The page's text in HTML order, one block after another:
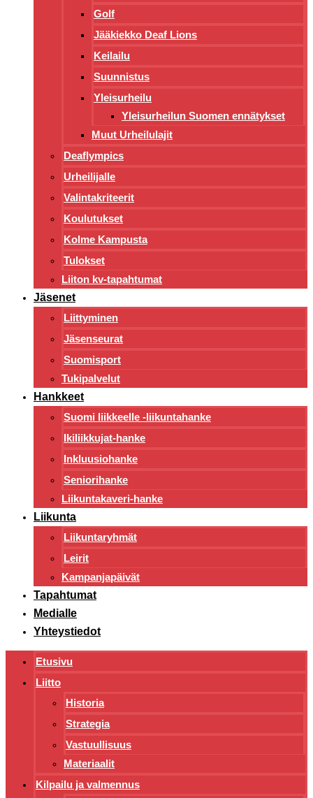
Golf
Jääkiekko Deaf Lions
Keilailu
Suunnistus
Yleisurheilu
Yleisurheilun Suomen ennätykset
Muut Urheilulajit
Deaflympics
Urheilijalle
Valintakriteerit
Koulutukset
Kolme Kampusta
Tulokset
Liiton kv-tapahtumat
Jäsenet
Liittyminen
Jäsenseurat
Suomisport
Tukipalvelut
Hankkeet
Suomi liikkeelle -liikuntahanke
Ikiliikkujat-hanke
Inkluusiohanke
Seniorihanke
Liikuntakaveri-hanke
Liikunta
Liikuntaryhmät
Leirit
Kampanjapäivät
Tapahtumat
Medialle
Yhteystiedot
Etusivu
Liitto
Historia
Strategia
Vastuullisuus
Materiaalit
Kilpailu ja valmennus